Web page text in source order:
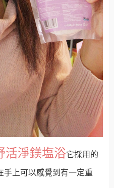
活淨鎂塩浴它採用的
手上可以感覺到有一定重